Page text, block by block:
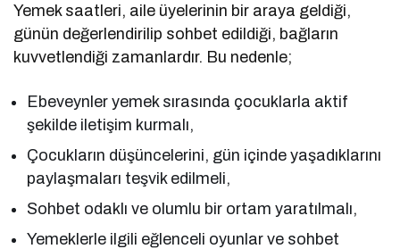
Yemek saatleri, aile üyelerinin bir araya geldiği,
günün değerlendirilip sohbet edildiği, bağların
kuvvetlendiği zamanlardır. Bu nedenle;
Ebeveynler yemek sırasında çocuklarla aktif
şekilde iletişim kurmalı,
Çocukların düşüncelerini, gün içinde yaşadıklarını
paylaşmaları teşvik edilmeli,
Sohbet odaklı ve olumlu bir ortam yaratılmalı,
Yemeklerle ilgili eğlenceli oyunlar ve sohbet